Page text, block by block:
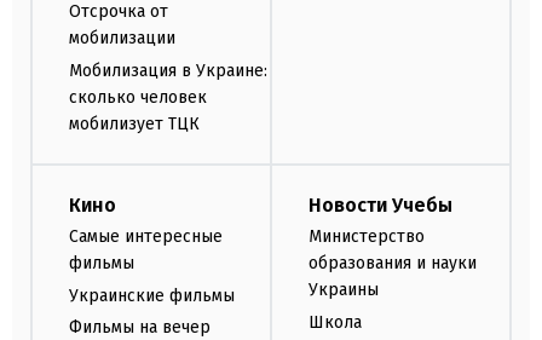
Отсрочка от
мобилизации
Мобилизация в Украине:
сколько человек
мобилизует ТЦК
Кино
Самые интересные
фильмы
Украинские фильмы
Фильмы на вечер
Новости Учебы
Министерство
образования и науки
Украины
Школа